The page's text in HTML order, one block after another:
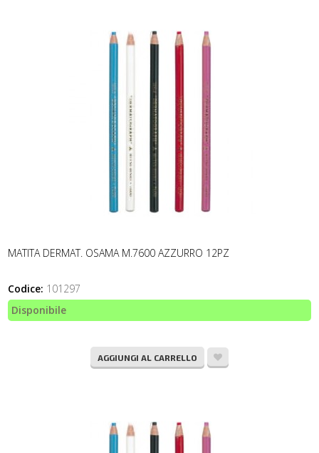
MATITA DERMAT. OSAMA M.7600 AZZURRO 12PZ
Codice: 101297
Disponibile
AGGIUNGI AL CARRELLO